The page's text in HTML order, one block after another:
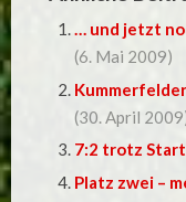
… und jetzt
(6. Mai 2009)
(30. April
7:2 trotz
Platz zwei –